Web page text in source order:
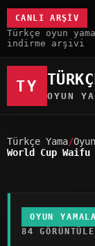
CANLI ARŞIV
Türkçe oyun
indirme arşivi
TY
OYUN
Türkçe Yama
World Cup
OYUN
84